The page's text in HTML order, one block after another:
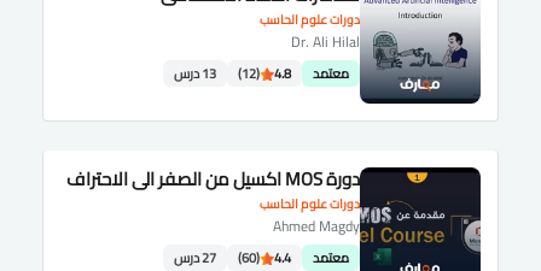
دورات علوم الحاسب
Dr. Ali Hilal
معتمد 4.8
(12) 13 درس
دورات علوم الحاسب
دورة MOS اكسيل من الصفر الى الاحتراف
Ahmed Magdy
معتمد 4.4
(60) 27 درس